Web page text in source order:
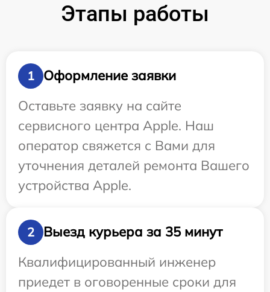
Этапы работы
1
Оформление заявки
Оставьте заявку на сайте
сервисного центра Apple. Наш
оператор свяжется с Вами для
уточнения деталей ремонта Вашего
устройства Apple.
2
Выезд курьера за 35 минут
Квалифицированный инженер
приедет в оговоренные сроки для